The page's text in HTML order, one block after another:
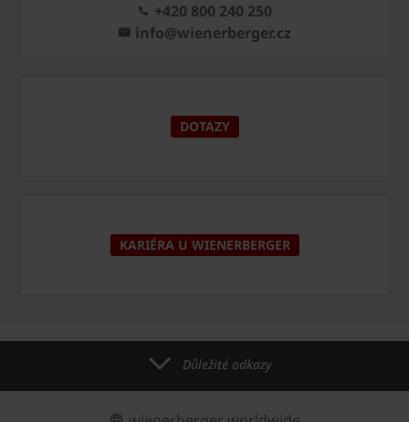
+420 800 240 250
info@wienerberger.cz
DOTAZY
KARIÉRA U WIENERBERGER
Důležité odkazy